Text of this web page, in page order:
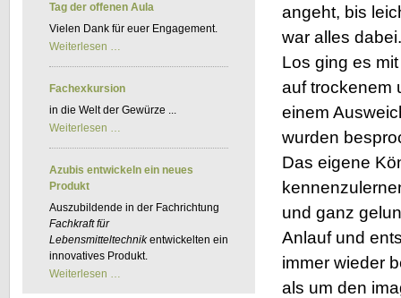
angeht, bis
war alles dabei.
Los ging es
auf trockenem
einem
wurden
Das eigene
und ganz
Anlauf und
immer wieder
als um den
Tag der offenen Aula
Vielen Dank für euer Engagement.
Weiterlesen …
offenen
Aula
Fachexkursion
in die Welt der Gewürze ...
Weiterlesen …
Azubis entwickeln ein neues
Produkt
Auszubildende in der Fachrichtung
Fachkraft für
Lebensmitteltechnikentwickelten ein
innovatives Produkt.
Weiterlesen …